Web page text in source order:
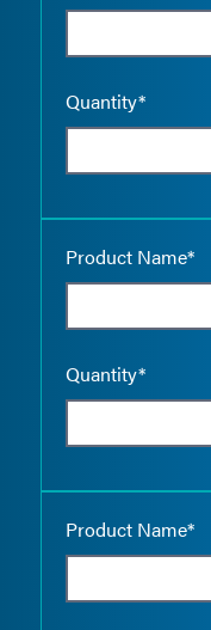
Quantity*
Product Name*
Quantity*
Product Name*